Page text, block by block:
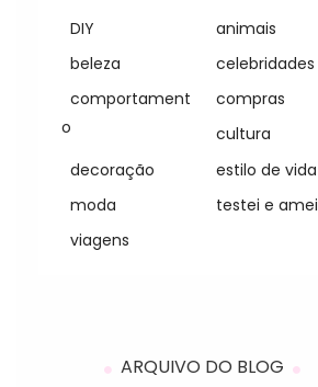
DIY
animais
beleza
celebridades
comportament
o
compras
cultura
decoração
estilo de vida
moda
testei e amei
viagens
ARQUIVO DO BLOG